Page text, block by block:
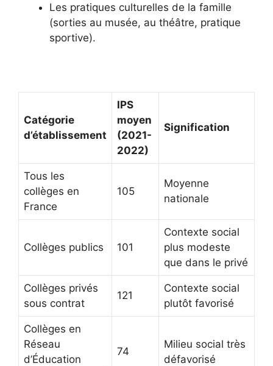
Les pratiques culturelles de la famille
(sorties au musée, au théâtre, pratique
sportive).
Catégorie
d’établissement
IPS
moyen
(2021-
2022)
Signification
Tous les
collèges en
France
105
Moyenne
nationale
Collèges publics 101
Contexte social
plus modeste
que dans le privé
Collèges privés
sous contrat
121
Contexte social
plutôt favorisé
Collèges en
Réseau
d’Éducation
74
Milieu social très
défavorisé